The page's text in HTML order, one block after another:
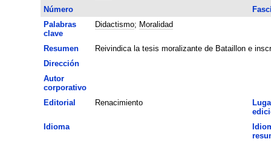
Número
Palabras
clave
Didactismo; Moralidad
Resumen
Reivindica la tesis moralizante de Bataillon e
Dirección
Autor
corporativo
Editorial
Renacimiento
Idioma